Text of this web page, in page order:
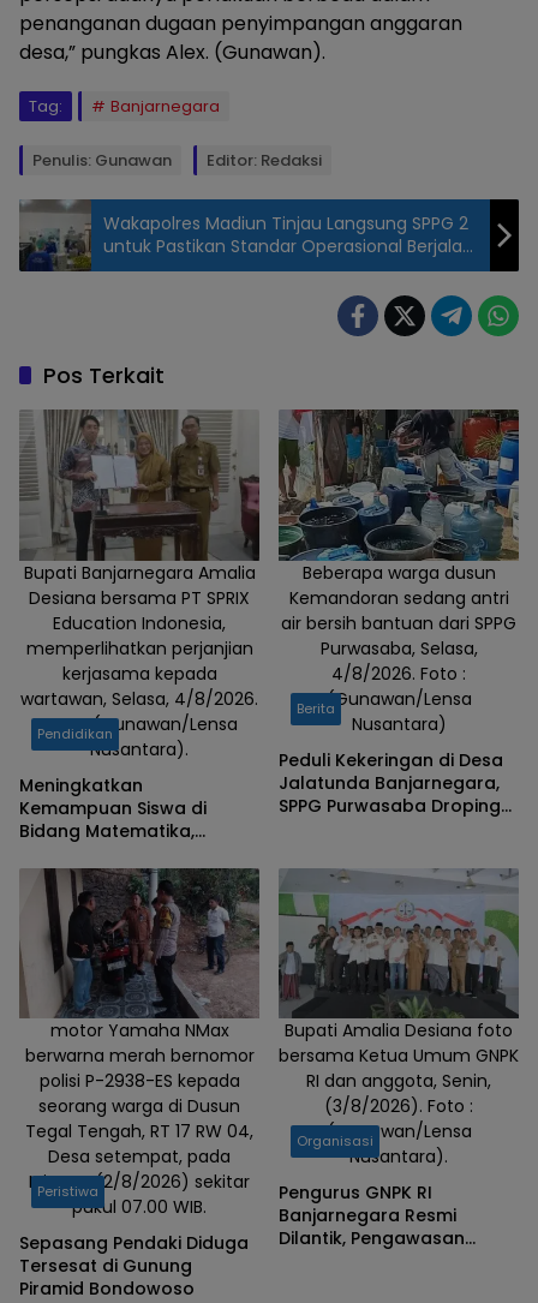
penanganan dugaan penyimpangan anggaran
desa,” pungkas Alex. (Gunawan).
Tag: Banjarnegara
Penulis: Gunawan Editor: Redaksi
tampak dari
19/5/2026. Foto :
(Gunawan/Lensa
Nusantara).
Wakapolres Madiun Tinjau Langsung SPPG 2
untuk Pastikan Standar Operasional Berjalan
Optimal
Pos Terkait
Bupati Banjarnegara Amalia
Desiana bersama PT SPRIX
Education Indonesia,
memperlihatkan perjanjian
kerjasama kepada
wartawan, Selasa, 4/8/2026.
Foto : (Gunawan/Lensa
Nusantara).
Pendidikan
Meningkatkan
Kemampuan Siswa di
Bidang Matematika,
Teken MOu dengan PT
SPRIX Asal Jepang
Beberapa warga dusun
Kemandoran sedang antri
air bersih bantuan dari SPPG
Purwasaba, Selasa,
4/8/2026. Foto :
(Gunawan/Lensa
Nusantara)
Berita
Peduli Kekeringan di Desa
Jalatunda Banjarnegara,
SPPG Purwasaba Droping
motor Yamaha NMax
berwarna merah bernomor
polisi P-2938-ES kepada
seorang warga di Dusun
Tegal Tengah, RT 17 RW 04,
Desa setempat, pada
Minggu (2/8/2026) sekitar
pukul 07.00 WIB.
Peristiwa
Sepasang Pendaki Diduga
Tersesat di Gunung
Piramid Bondowoso
Bupati Amalia Desiana foto
bersama Ketua Umum GNPK
RI dan anggota, Senin,
(3/8/2026). Foto :
(Gunawan/Lensa
Nusantara).
Organisasi
Pengurus GNPK RI
Banjarnegara Resmi
Dilantik, Pengawasan